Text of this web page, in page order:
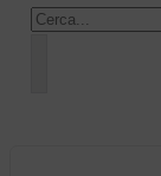
Cercar